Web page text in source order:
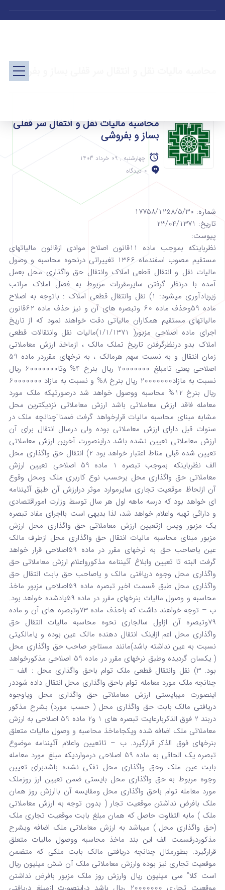
محاسبه مالیات نقل و انتقال سر قفلی بساز و بفروشی
محاسبه مالیات نقل و انتقال سر قفلی
بساز و بفروشی
چهارشنبه , 09 خرداد 1403
0 دیدگاه
شماره: 17758/1258/5/30
تاریخ: 23/04/1371
پیوست:
نظرباینکه بموجب ماده 11قانون اصلاح موادی ازقانون مالیاتهای
مستقیم مصوب اسفندماه 1366 تغییراتی درنحوه محاسبه و وصول
مالیات نقل و انتقال قطعی املاک وانتقال حق واگذاری محل بعمل
آمده با درنظر گرفتن سایرمقررات مربوط به فصل املاک مراتب
زیریادآوری میشود: 1) نقل وانتقال قطعی املاک : باتوجه به اصلاح
ماده 59وحذف ماده 60 وتبصره های آن و نیز حذف ماده 62قانون
مالیاتهای مستقیم همکاران مالیاتی دقت خواهند نمود که از تاریخ
اجرای ماده اصلاحی مزبور( 1/1/1371)مالیات نقل وانتقالات قطعی
املاک بدو درنظرگرفتن تاریخ تملک مالک ، ازماخذ ارزش معاملاتی
زمان انتقال و به نسبت سهم هرمالک ، به نرخهای مقرردر ماده 59
اصلاحی یعنی تامبلغ 20000000 ریال بنرخ 4% وتا60000000 ریال
نسبت به مازاد20000000 ریال بنرخ 8% و نسبت به مازاد 60000000
ریال بنرخ 12% محاسبه ووصول خواهد شد درصورتیکه ملک مورد
معامله فاقد ارزش معاملاتی باشد ارزش معاملاتی نزدیکترین محل
مشابه مبنای محاسبه مالیات قرارخواهد گرفت ضمنا”چنانچه ملک در
سنوات قبل دارای ارزش معاملاتی بوده ولی درسال انتقال برای آن
ارزش معاملاتی تعیین نشده باشد دراینصورت آخرین ارزش معاملاتی
تعیین شده قبلی مناط اعتبار خواهد بود 2) انتقال حق واگذاری محل
الف نظرباینکه بموجب تبصره 1 ماده 59 اصلاحی تعیین ارزش
معاملاتی حق واگذاری محل برحسب نوع کاربری ملک ومحل وقوع
آن ازلحاظ موقعیت تجاری سایرموارد موثر درارزش آن طبق آئیننامه
ای خواهد بود که درسه ماهه اول هر سال توسط وزارت اموراقتصادی
و دارائی تهیه واعلام خواهد شد، لذا بدیهی است بااجرای مفاد تبصره
یک مزبور وپس ازتعیین ارزش معاملاتی حق واگذاری محل ارزش
مزبور مبنای محاسبه مالیات انتقال حق واگذاری محل ازطرف مالک
عین یاصاحب حق به نرخهای مقرر در ماده 59اصلاحی قرار خواهد
گرفت البته تا تعیین وابلاغ آئیننامه مذکورواعلام ارزش معاملاتی حق
واگذاری محل وجوه دریافتی مالک و یاصاحب حق بابت انتقال حق
واگذاری محل طبق قسمت اخیر تبصره ماده 59اصلاحی مزبور ماخذ
محاسبه و وصول مالیات بنرخهای مقرر در ماده 59یادشده خواهد بود.
ب – توجه خواهند داشت که باحذف ماده 73وتبصره های آن و ماده
79وتبصره آن ازاول سالجاری نحوه محاسبه مالیات انتقال حق
واگذاری محل اعم ازاینک انتقال دهنده مالک عین بوده و یامالکیتی
نسبت به عین نداشته باشد)مانند مستاجر صاحب حق واگذاری محل
( یکسان گردیده وطبق نرخهای مقرر در ماده 59 اصلاحی مذکورخواهد
بود. 3) نقل وانتقال قطعی ملک توام باحق واگذاری محل : الف –
چنانچه ملک مورد معامله توام باحق واگذاری محل انتقال داده شوددر
اینصورت میبایستی ارزش معاملاتی حق واگذاری محل ویاوجوه
دریافتی مالک بابت حق واگذاری محل ( حسب مورد) بشرح مذکور
دربند 2 فوق الذکربارعایت تبصره های 1 و2 ماده 59 اصلاحی به ارزش
معاملاتی ملک اضافه شده ویکجاماخذ محاسبه و وصول مالیات متعلق
بنرخهای فوق الذکر قرارگیرد. ب – تاتعیین واعلام آئیننامه موضوع
تبصره یک الحاقی به ماده 59 اصلاحی درمواردیکه مبلغ مورد معامله
بابت عین ملک وحق واگذاری محل تفکی نشده باشدبرای تعیین
وجوه مربوط به حق واگذاری محل بایستی ضمن تعیین ارز روزملک
مورد معامله توام باحق واگذاری محل ومقایسه آن باارزش روز همان
ملک بافرض نداشتن موقعیت تجار ( بدون توجه به ارزش معاملاتی
ملک ) مابه التفاوت حاصل که همان مبلغ بابت موقعیت تجاری ملک
(حق واگذاری محل ) میباشد به ارزش معاملاتی ملک اضافه وبشرح
مذکوردرقسمت الف این بند ماخذ محاسبه ووصول مالیات متعلق
قرارگیرد. بطورمثال چنانچه دریافتی مالک بابت ملکی که متضمن
موقعیت تجاری نیز بوده وارزش معاملاتی ملک آن شش میلیون ریال
است کلا” سی میلیون ریال وارزش روز ملک مزبور بافرض نداشتن